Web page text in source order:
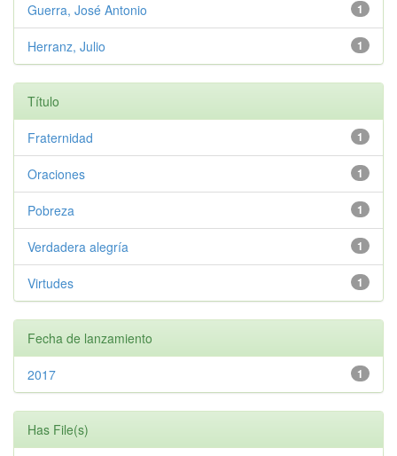
1
Guerra, José Antonio
1
Herranz, Julio
Título
1
Fraternidad
1
Oraciones
1
Pobreza
1
Verdadera alegría
1
Virtudes
Fecha de lanzamiento
1
2017
Has File(s)